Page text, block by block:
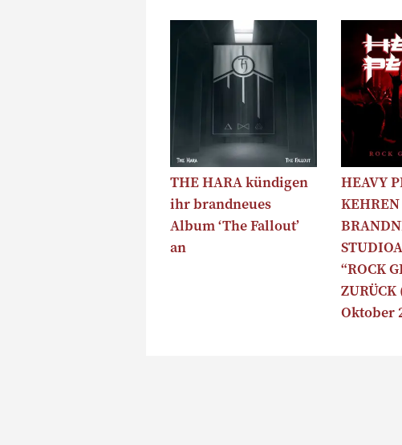
THE HARA kündigen
ihr brandneues
Album ‘The Fallout’
an
HEAVY
“ROCK
ZURÜCK
Oktober